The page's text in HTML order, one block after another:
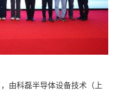
由科磊半导体设备技术（上